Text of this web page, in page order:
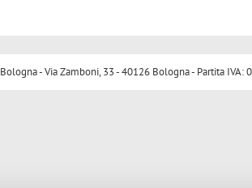
- Via Zamboni, 33 - 40126 Bologna - Partita IVA: